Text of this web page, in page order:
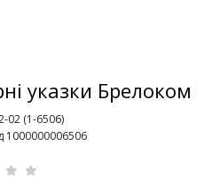
указки
02 (1-6506)
1000000006506